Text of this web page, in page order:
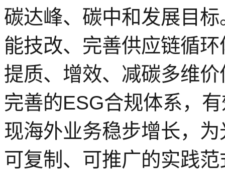
碳达峰、碳中和发展目
能技改、完善供应链循
提质、增效、减碳多维
完善的ESG合规体系，
现海外业务稳步增长，
可复制、可推广的实践